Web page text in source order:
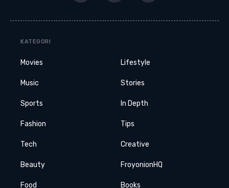
KATEGORI
Movies
Music
Sports
Fashion
Tech
Beauty
Food
Lifestyle
Stories
In Depth
Tips
Creative
FroyonionHQ
Books